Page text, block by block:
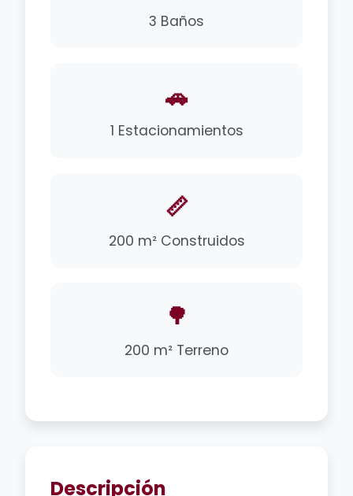
3 Baños
🚗
1 Estacionamientos
📏
200 m² Construidos
🌳
200 m² Terreno
Descripción